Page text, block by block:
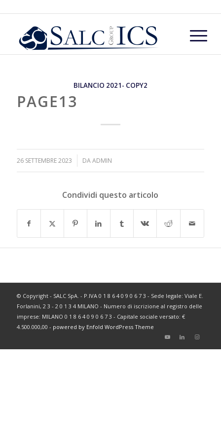
BILANCIO 2021- COPY2
PAGE13
26 SETTEMBRE 2023
/ DAADMIN
Condividi questo articolo
© Copyright - SALC SpA. - P.IVA 0 1 8 6 4 0 9 0 6 7 3 - Sede legale: Viale E.
Forlanini, 2 3 - 2 0 1 3 4 MILANO - Numero di iscrizione al registro delle
imprese: MILANO 0 1 8 6 4 0 9 0 6 7 3 - Capitale sociale versato: €
4.500.000,00 - powered by Enfold WordPress Theme